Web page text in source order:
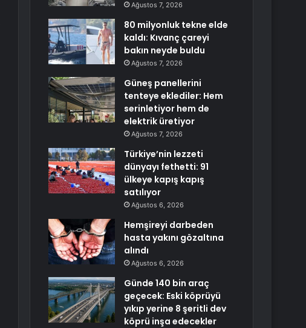
Ağustos 7, 2026
80 milyonluk tekne elde
kaldı: Kıvanç çareyi
bakın neyde buldu
Ağustos 7, 2026
Güneş panellerini
tenteye eklediler: Hem
serinletiyor hem de
elektrik üretiyor
Ağustos 7, 2026
Türkiye’nin lezzeti
dünyayı fethetti: 91
ülkeye kapış kapış
satılıyor
Ağustos 6, 2026
Hemşireyi darbeden
hasta yakını gözaltına
alındı
Ağustos 6, 2026
Günde 140 bin araç
geçecek: Eski köprüyü
yıkıp yerine 8 şeritli dev
köprü inşa edecekler